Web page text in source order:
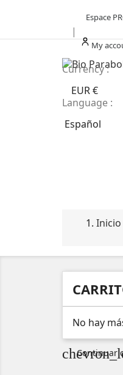
Espace
|
My
Currency :
EUR €
Language :
Español
Inicio
No hay
Continuar